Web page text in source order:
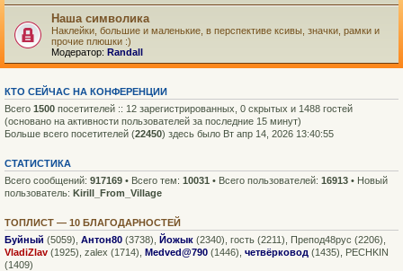
Наша символика
Наклейки, большие и маленькие, в перспективе ксивы, значки, рамки и
прочие плюшки :)
Модератор: Randall
КТО СЕЙЧАС НА КОНФЕРЕНЦИИ
Всего 1500 посетителей :: 12 зарегистрированных, 0 скрытых и 1488 гостей
(основано на активности пользователей за последние 15 минут)
Больше всего посетителей (22450) здесь было Вт апр 14, 2026 13:40:55
СТАТИСТИКА
Всего сообщений: 917169 • Всего тем: 10031 • Всего пользователей: 16913 • Новый
пользователь: Kirill_From_Village
ТОПЛИСТ — 10 БЛАГОДАРНОСТЕЙ
Буйный (5059), Антон80 (3738), Йожык (2340), гость (2211), Препод48рус (2206),
VladiZlav (1925), zalex (1714), Medved@790 (1446), четвёрковод (1435), PECHKIN
(1409)